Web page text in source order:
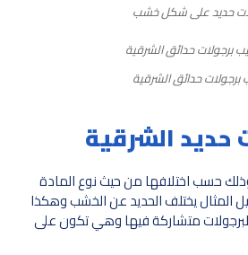
حديد على شكل خشب
برجولات حدائق الشرقية
حديد الشرقية
حسب اختلافها من حيث نوع المادة
المثال يختلف الحديد عن الخشب وهكذا
متشاركة فيها وهي تكون على